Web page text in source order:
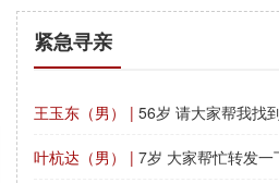
紧急寻亲
王玉东（男） | 56岁 请大家帮我找到
叶杭达（男） | 7岁 大家帮忙转发一